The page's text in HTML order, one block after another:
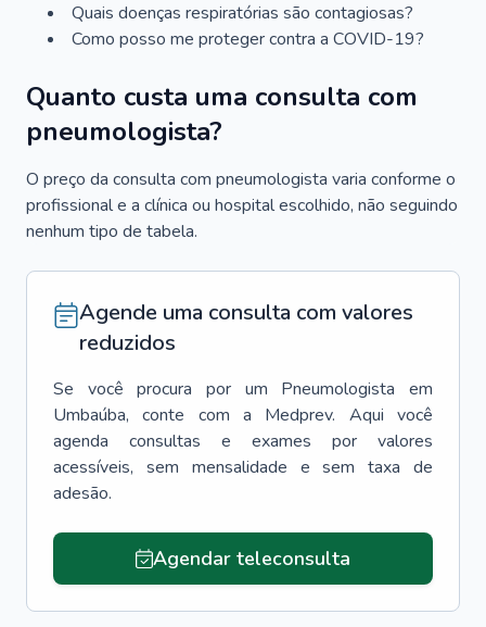
Quais doenças respiratórias são contagiosas?
Como posso me proteger contra a COVID-19?
Quanto custa uma consulta com
pneumologista?
O preço da consulta com pneumologista varia conforme o
profissional e a clínica ou hospital escolhido, não seguindo
nenhum tipo de tabela.
Agende uma consulta com valores
reduzidos
Se você procura por um Pneumologista
em
Umbaúba, conte com a Medprev. Aqui você
agenda consultas e exames por valores
acessíveis, sem mensalidade e sem taxa de
adesão.
Agendar teleconsulta